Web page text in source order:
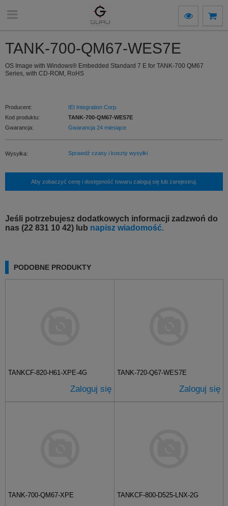
TANK-700-QM67-WES7E
OS Image with Windows® Embedded Standard 7 E for TANK-700 QM67
Series, with CD-ROM, RoHS
Producent:
IEI Integration Corp.
Kod produktu:
TANK-700-QM67-WES7E
Gwarancja:
Gwarancja 24 miesiące
Wysyłka: Sprawdź czasy i koszty wysyłki
Aby zobaczyć cenę i dostępność towaru zaloguj się lub zarejestruj.
Jeśli potrzebujesz dodatkowych informacji zadzwoń do
nas (22 831 10 42) lub napisz wiadomość.
PODOBNE PRODUKTY
TANKCF-820-H61-XPE-4G
Zaloguj się
TANK-720-Q67-WES7E
Zaloguj się
TANK-700-QM67-XPE TANKCF-800-D525-LNX-2G